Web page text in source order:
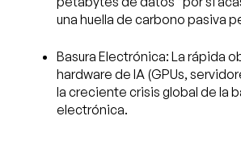
una huella de carbono pasiva
Basura Electrónica: La rápida
hardware de IA (GPUs,
la creciente crisis global de la
electrónica.